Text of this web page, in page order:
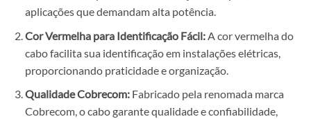
aplicações que demandam alta potência.
Cor Vermelha para Identificação Fácil:A cor vermelha do
cabo facilita sua identificação em instalações elétricas,
proporcionando praticidade e organização.
Qualidade Cobrecom:Fabricado pela renomada marca
Cobrecom, o cabo garante qualidade e confiabilidade,